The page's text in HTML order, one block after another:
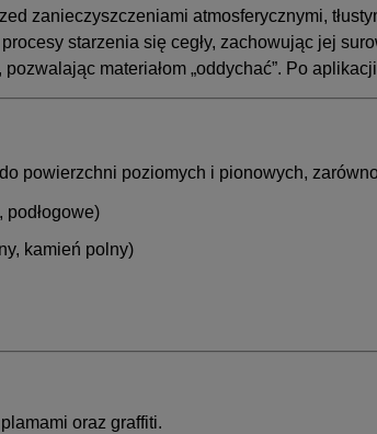
zanieczyszczeniami atmosferycznymi,
starzenia się cegły, zachowując jej
materiałom „oddychać”. Po
powierzchni poziomych i pionowych,
podłogowe)
kamień polny)
oraz graffiti.